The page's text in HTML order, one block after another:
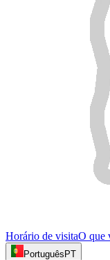
Horário de visitaO que
Português PT